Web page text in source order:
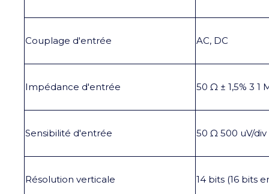
Couplage d'entrée AC, DC
Impédance d'entrée 50 Ω ± 1,5% 3 1
Sensibilité d'entrée 50 Ω 500 uV/div
Résolution verticale 14 bits (16 bits